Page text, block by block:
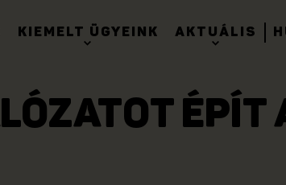
KIEMELT ÜGYEINK AKTUÁLIS
ÉPÍT